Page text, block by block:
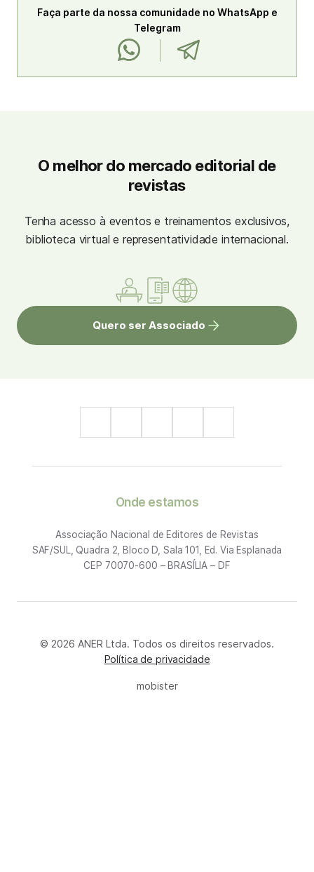
Faça parte da nossa comunidade no WhatsApp e
Telegram
O melhor do mercado editorial de
revistas
Tenha acesso à eventos e treinamentos exclusivos,
biblioteca virtual e representatividade internacional.
Quero ser Associado
Onde estamos
Associação Nacional de Editores de Revistas
SAF/SUL, Quadra 2, Bloco D, Sala 101, Ed. Via Esplanada
CEP 70070-600 – BRASÍLIA – DF
© 2026 ANER Ltda. Todos os direitos reservados.
Política de privacidade
mobister